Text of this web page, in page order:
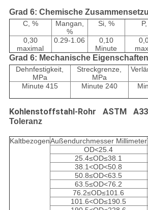
Grad 6: Chemische
C, %
Mangan,
%
Si, %
0,30
maximal
0.29-1.06
0,10
Minute
Grad 6: Mechanische Eigenschaften
Dehnfestigkeit,
MPa
Streckgrenze,
MPa
Minute 415 Minute 240
Kohlenstoffstahl-Rohr ASTM
Toleranz
KaltbezogenAußendurchmesser Millimeter
OD<25.4
25.4≤OD≤38.1
38.1<OD<50.8
50.8≤OD<63.5
63.5≤OD<76.2
76.2≤OD≤101.6
101.6<OD≤190.5